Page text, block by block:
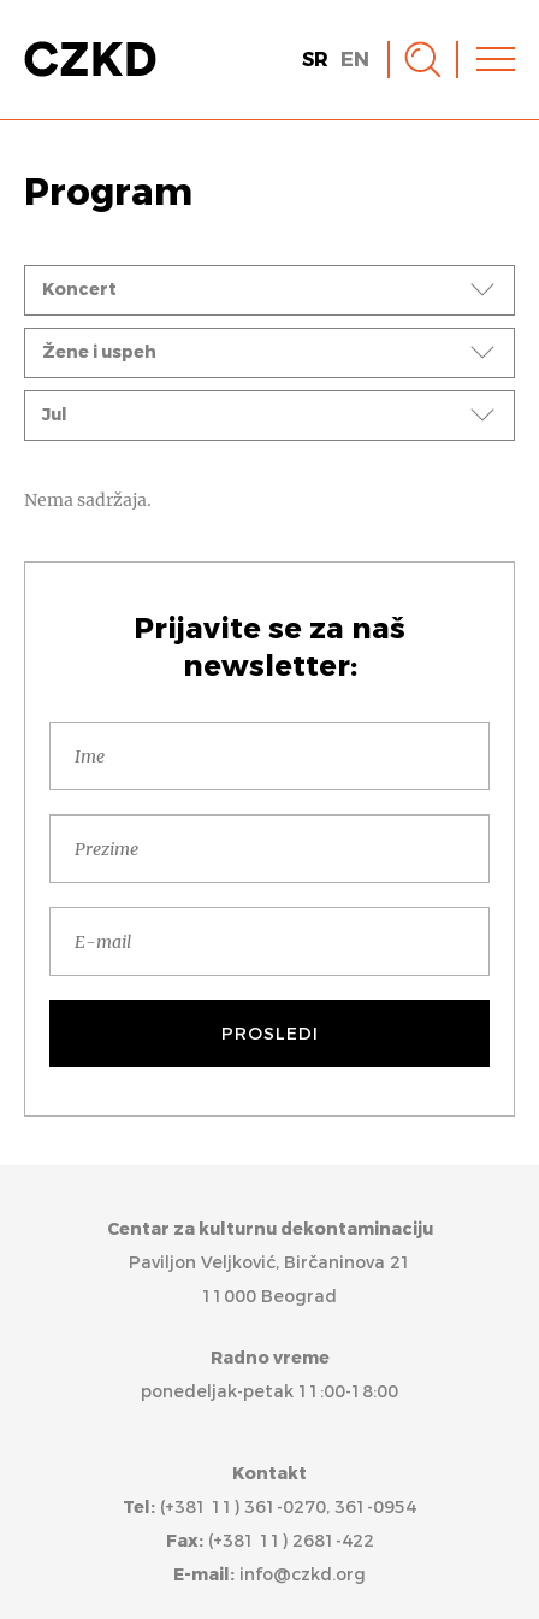
SR EN
Program
Događaji
Koncert
Ciklusi
Žene i uspeh
Mesec
Jul
Nema sadržaja.
Prijavite se za naš
newsletter:
Centar za kulturnu dekontaminaciju
Paviljon Veljković, Birčaninova 21
11000 Beograd
Radno vreme
ponedeljak-petak 11:00-18:00
Kontakt
Tel: (+381 11) 361-0270, 361-0954
Fax:(+381 11) 2681-422
E-mail: info@czkd.org